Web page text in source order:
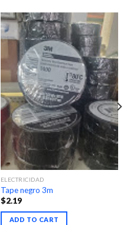
ELECTRICIDAD
Tape negro 3m
$2.19
ADD TO CART